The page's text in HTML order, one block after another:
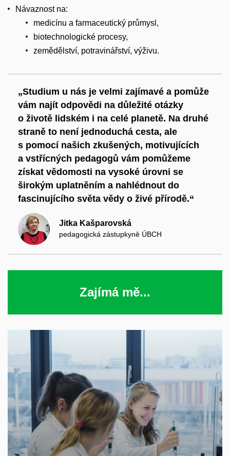
Návaznost na:
medicínu a farmaceutický průmysl,
biotechnologické procesy,
zemědělství, potravinářství, výživu.
„Studium u nás je velmi zajímavé a pomůže
vám najít odpovědi na důležité otázky
o životě lidském i na celé planetě. Na druhé
straně to není jednoduchá cesta, ale
s pomocí našich zkušených, motivujících
a vstřícných pedagogů vám pomůžeme
získat vědomosti na vysoké úrovni se
širokým uplatněním a nahlédnout do
fascinujícího světa vědy o živé přírodě.“
Jitka Kašparovská
pedagogická zástupkyně ÚBCH
Zajímá mě...